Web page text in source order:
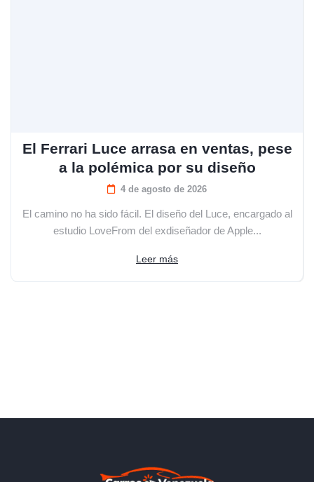
El Ferrari Luce arrasa en ventas, pese
a la polémica por su diseño
4 de agosto de 2026
El camino no ha sido fácil. El diseño del Luce, encargado al
estudio LoveFrom del exdiseñador de Apple...
Leer más